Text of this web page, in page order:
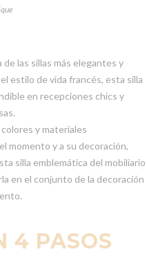
de las sillas más elegantes y
estilo de vida francés, esta silla
en recepciones chics y
y materiales
momento y a su decoración,
silla emblemática del mobiliario
en el conjunto de la decoración
4 PASOS